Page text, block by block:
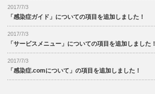
2017/7/3
「感染症ガイド」についての項目を追加しました！
2017/7/3
「サービスメニュー」についての項目を追加しました！
2017/7/3
「感染症.comについて」の項目を追加しました！